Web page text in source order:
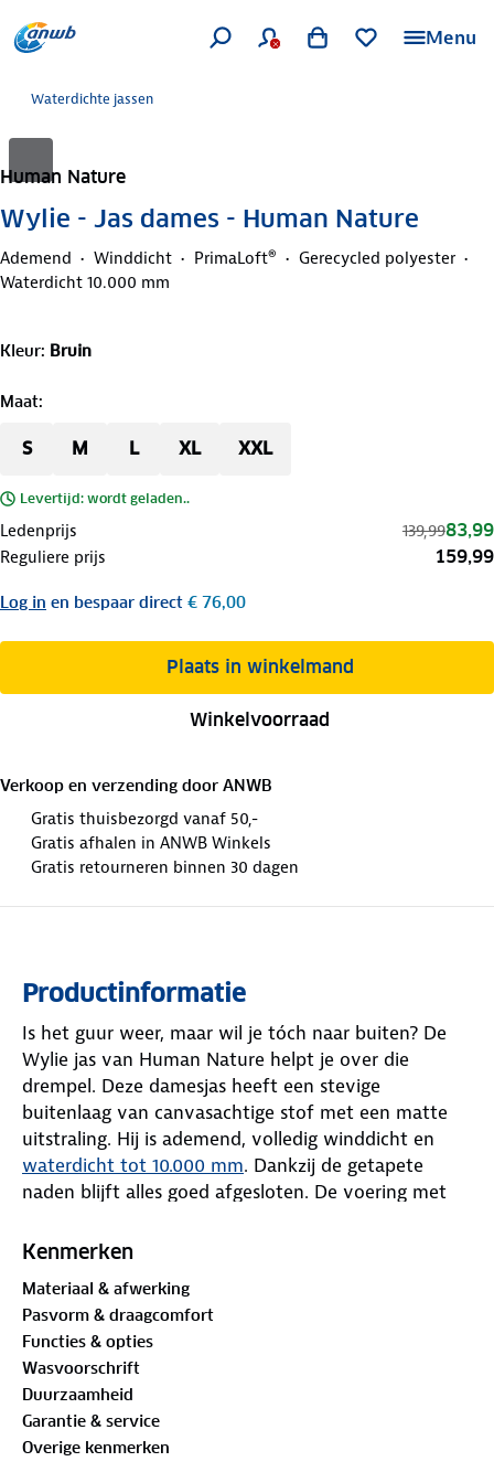
Menu
Waterdichte jassen
Human Nature
Wylie - Jas dames - Human Nature
Ademend Winddicht PrimaLoft®
Gerecycled polyester
Waterdicht 10.000 mm
Kleur: Bruin
Maat:
S M L XL XXL
Levertijd: wordt geladen..
Ledenprijs 139,9983,99
Reguliere prijs 159,99
Log in en bespaar direct € 76,00
Plaats in winkelmand
Winkelvoorraad
Verkoop en verzending door ANWB
Gratis thuisbezorgd vanaf 50,-
Gratis afhalen in ANWB Winkels
Gratis retourneren binnen 30 dagen
Productinformatie
Is het guur weer, maar wil je tóch naar buiten? De
Wylie jas van Human Nature helpt je over die
drempel. Deze damesjas heeft een stevige
buitenlaag van canvasachtige stof met een matte
uitstraling. Hij is ademend, volledig winddicht en
waterdicht tot 10.000 mm. Dankzij de getapete
naden blijft alles goed afgesloten. De voering met
ruime pasvorm. Pas de taille, zoom en manchetten
gemakkelijk aan naar jouw voorkeur. De kentkraag
sluit hoog tegen de wind. Rits de jas dicht en druk
de overslag stevig vast.
Opvallend zijn de vierkante klepzakken met metalen
drukkers. Daarachter zitten warme steekzakken
Kenmerken
Materiaal & afwerking
Pasvorm & draagcomfort
Functies & opties
Wasvoorschrift
Duurzaamheid
Garantie & service
Overige kenmerken